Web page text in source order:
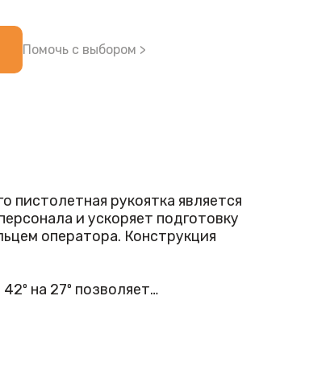
Помочь с выбором >
пистолетная рукоятка является
и ускоряет подготовку
оператора. Конструкция
на 27º позволяет
Data Matrix, QR Code и